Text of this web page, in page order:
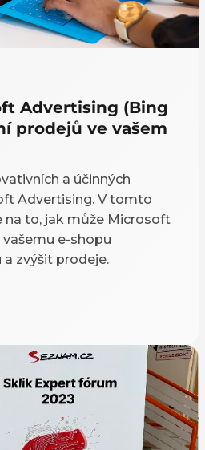
Advertising (Bing
prodejů ve vašem
a účinných
V tomto
na to, jak může Microsoft
e-shopu
zvýšit prodeje.